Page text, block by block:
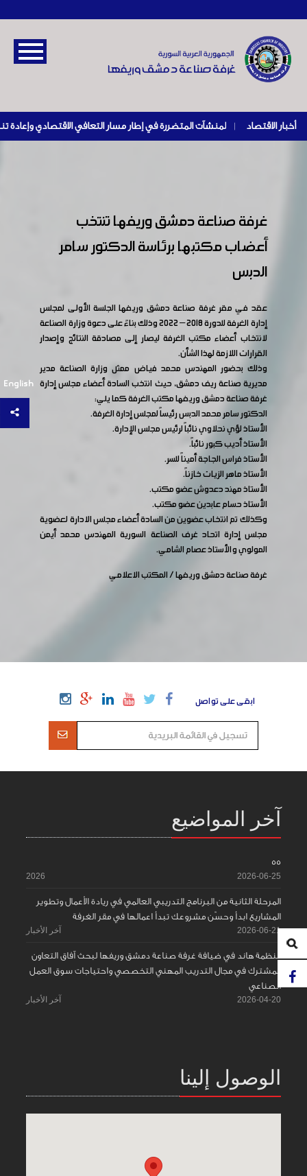
أخبار الاقتصاد |
English
غرفة صناعة دمشق وريفها تنتخب
أعضاب مكتبها برئاسة الدكتور سامر
الدبس
عقد في مقر غرفة صناعة دمشق وريفها الجلسة الأولى لمجلس
إدارة الغرفة للدورة 2018 – 2022 وذلك بناءً على دعوة وزارة الصناعة
لانتخاب أعضاء مكتب الغرفة ليصار إلى مصادقة النتائج وإصدار
القرارات اللازمة لهذا الشأن.
وذلك بحضور المهندس محمد فياض ممثل وزارة الصناعة مدير
مديرية صناعة ريف دمشق، حيث انتخب السادة أعضاء مجلس إدارة
غرفة صناعة دمشق وريفها مكتب الغرفة كما يلي:
الدكتور سامر محمد الدبس رئيساً لمجلس إدارة الغرفة.
الأستاذ لؤي نحلاوي نائباً لرئيس مجلس الإدارة.
الأستاذ أديب كبور نائباً.
الأستاذ فراس الجاجة أميناً للسر.
الأستاذ ماهر الزيات خازناً.
الأستاذ مهند دعدوش عضو مكتب.
الأستاذ حسام عابدين عضو مكتب.
وكذلك تم انتخاب عضوين من السادة أعضاء مجلس الادارة لعضوية
مجلس إدارة اتحاد غرف الصناعة السورية المهندس محمد أيمن
المولوي والأستاذ عصام الشامي.
غرفة صناعة دمشق وريفها / المكتب الاعلامي
ابقى على تواصل
آخر المواضيع
55
2026-06-25
2026
المرحلة الثانية من البرنامج التدريبي العالمي في ريادة الأعمال وتطوير
المشاريع ابدأ وحسّن مشروعك تبدأ اعمالها في مقر الغرفة
2026-06-21 آخر الأخبار
منظمة هاند في ضيافة غرفة صناعة دمشق وريفها لبحث آفاق التعاون
المشترك في مجال التدريب المهني التخصصي واحتياجات سوق العمل
الصناعي
2026-04-20 آخر الأخبار
الوصول إلينا